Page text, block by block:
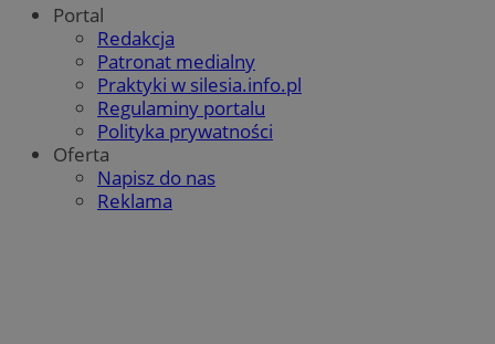
Portal
Redakcja
Patronat medialny
Praktyki w silesia.info.pl
Regulaminy portalu
Polityka prywatności
Oferta
Napisz do nas
Reklama